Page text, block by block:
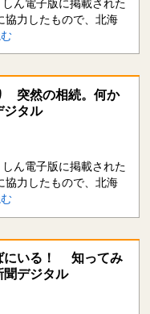
ん電子版に掲載された
協力したもので、北海
突然の相続。何か
ジタル
ん電子版に掲載された
協力したもので、北海
にいる！ 知ってみ
聞デジタル